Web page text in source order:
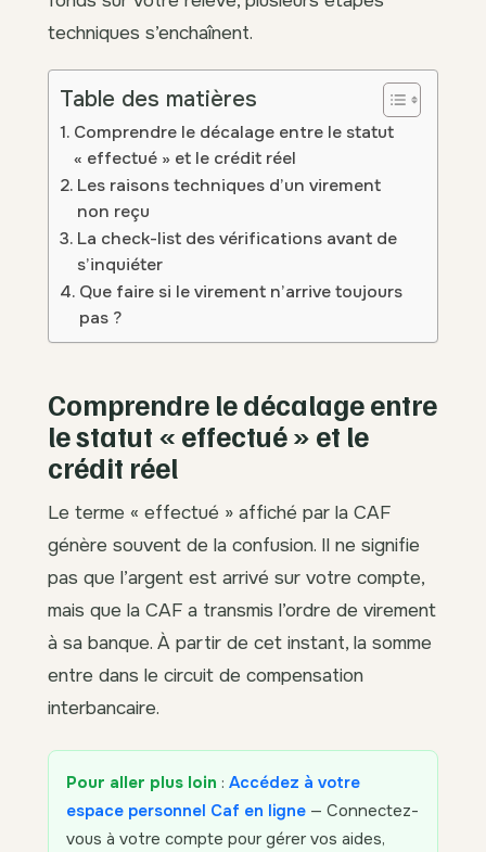
techniques s’enchaînent.
Table des matières
Comprendre le décalage entre le statut
« effectué » et le crédit réel
Les raisons techniques d’un virement
non reçu
La check-list des vérifications avant de
s’inquiéter
Que faire si le virement n’arrive toujours
pas ?
Comprendre le décalage entre
le statut « effectué » et le
crédit réel
Le terme « effectué » affiché par la CAF
génère souvent de la confusion. Il ne signifie
pas que l’argent est arrivé sur votre compte,
mais que la CAF a transmis l’ordre de virement
à sa banque. À partir de cet instant, la somme
entre dans le circuit de compensation
interbancaire.
Pour aller plus loin : Accédez à votre
espace personnel Caf en ligne — Connectez-
vous à votre compte pour gérer vos aides,